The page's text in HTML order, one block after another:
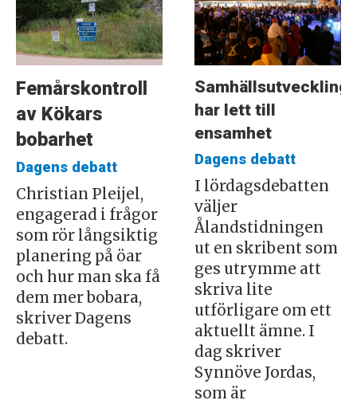
Femårskontroll
av Kökars
bobarhet
Dagens debatt
Christian Pleijel,
engagerad i frågor
som rör långsiktig
planering på öar
och hur man ska få
dem mer bobara,
skriver Dagens
debatt.
Samhällsutveckling
har lett till
ensamhet
Dagens debatt
I lördagsdebatten
väljer
Ålandstidningen
ut en skribent som
ges utrymme att
skriva lite
utförligare om ett
aktuellt ämne. I
dag skriver
Synnöve Jordas,
som är